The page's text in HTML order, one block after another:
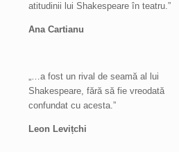
atitudinii lui Shakespeare în teatru.”
Ana Cartianu
„…a fost un rival de seamă al lui
Shakespeare, fără să fie vreodată
confundat cu acesta.”
Leon Levițchi